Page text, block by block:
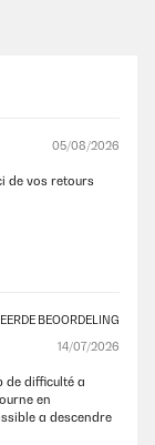
05/08/2026
de vos retours
BEOORDELING
14/07/2026
de difficulté a
en
a descendre